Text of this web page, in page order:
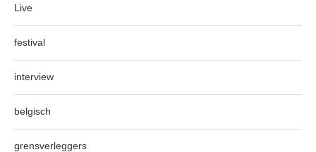
Live
festival
interview
belgisch
grensverleggers